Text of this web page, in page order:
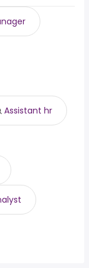
Assistant hr